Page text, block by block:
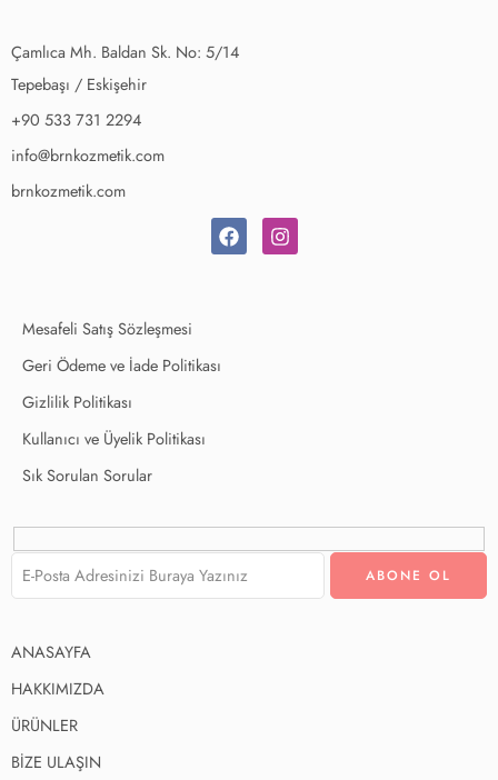
Çamlıca Mh. Baldan Sk. No: 5/14
Tepebaşı / Eskişehir
+90 533 731 2294
info@brnkozmetik.com
brnkozmetik.com
Mesafeli Satış Sözleşmesi
Geri Ödeme ve İade Politikası
Gizlilik Politikası
Kullanıcı ve Üyelik Politikası
Sık Sorulan Sorular
ANASAYFA
HAKKIMIZDA
ÜRÜNLER
BİZE ULAŞIN